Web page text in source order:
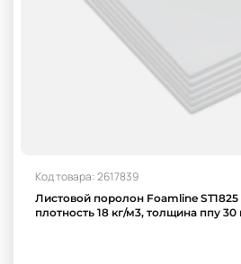
Код товара: 2617839
Листовой поролон Foamline
плотность 18 кг/м3, толщина ппу